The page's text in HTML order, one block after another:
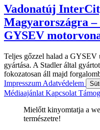
Vadonatúj
Magyarországra –
GYSEV
Teljes gőzzel halad a
gyártása. A Stadler által
fokozatosan áll majd
Impresszum Adatvédelem
Médiaajánlat Kapcsolat
Mielőtt kinyomtatja a
természetre!